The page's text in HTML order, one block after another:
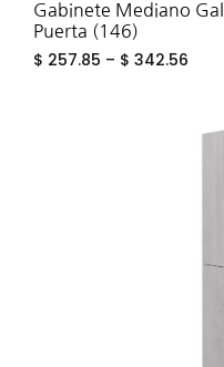
Gabinete Mediano
Puerta (146)
$ 257.85 – $ 342.56